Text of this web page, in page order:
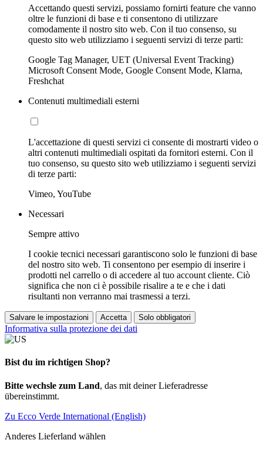
Accettando questi servizi, possiamo fornirti feature che vanno
oltre le funzioni di base e ti consentono di utilizzare
comodamente il nostro sito web. Con il tuo consenso, su
questo sito web utilizziamo i seguenti servizi di terze parti:
Google Tag Manager, UET (Universal Event Tracking)
Microsoft Consent Mode, Google Consent Mode, Klarna,
Freshchat
Contenuti multimediali esterni
L'accettazione di questi servizi ci consente di mostrarti video o
altri contenuti multimediali ospitati da fornitori esterni. Con il
tuo consenso, su questo sito web utilizziamo i seguenti servizi
di terze parti:
Vimeo, YouTube
Necessari
Sempre attivo
I cookie tecnici necessari garantiscono solo le funzioni di base
del nostro sito web. Ti consentono per esempio di inserire i
prodotti nel carrello o di accedere al tuo account cliente. Ciò
significa che non ci è possibile risalire a te e che i dati
risultanti non verranno mai trasmessi a terzi.
Salvare le impostazioni Accetta Solo obbligatori
Informativa sulla protezione dei dati
Bist du im richtigen Shop?
Bitte wechsle zum Land, das mit deiner Lieferadresse
übereinstimmt.
Zu Ecco Verde International (English)
Anderes Lieferland wählen